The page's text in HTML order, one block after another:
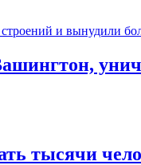
тысячи